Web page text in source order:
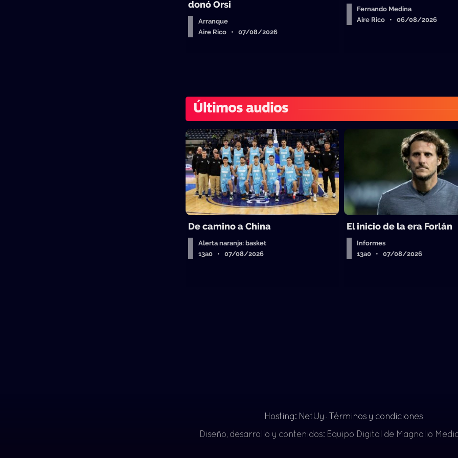
donó Orsi
Arranque
Aire Rico • 07/08/2026
Fernando Medina
Aire Rico • 06/08/2026
Últimos audios
De camino a China
Alerta naranja: basket
13a0 • 07/08/2026
El inicio de la era Forlán
Informes
13a0 • 07/08/2026
Hosting: NetUy - Términos y condiciones
Diseño, desarrollo y contenidos: Equipo Digital de Magnolio